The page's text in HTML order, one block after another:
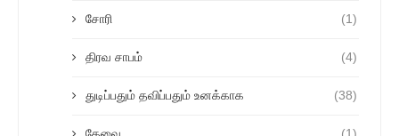
சோரி (1)
திரவ சாபம் (4)
துடிப்பதும் தவிப்பதும் உனக்காக (38)